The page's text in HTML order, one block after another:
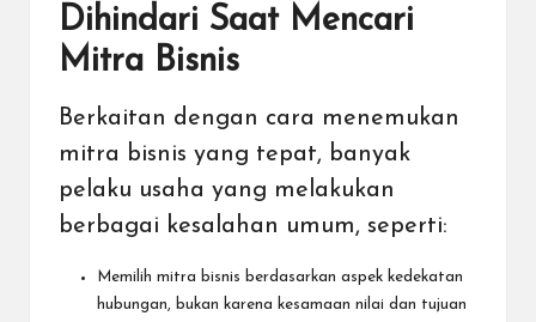
Dihindari Saat Mencari
Mitra Bisnis
Berkaitan dengan cara menemukan
mitra bisnis yang tepat, banyak
pelaku usaha yang melakukan
berbagai kesalahan umum, seperti:
Memilih mitra bisnis berdasarkan aspek kedekatan
hubungan, bukan karena kesamaan nilai dan tujuan